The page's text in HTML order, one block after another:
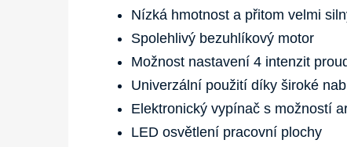
Nízká hmotnost a přitom velmi
Spolehlivý bezuhlíkový motor
Možnost nastavení 4 intenzit
Univerzální použití díky široké
Elektronický vypínač s možností
LED osvětlení pracovní plochy